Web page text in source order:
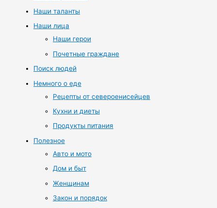
Наши таланты
Наши лица
Наши герои
Почетные граждане
Поиск людей
Немного о еде
Рецепты от североенисейцев
Кухни и диеты
Продукты питания
Полезное
Авто и мото
Дом и быт
Женщинам
Закон и порядок